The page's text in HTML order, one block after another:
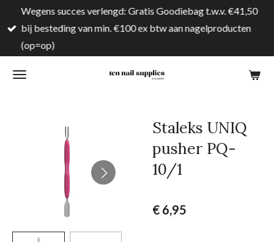
direct
naar
hoofdinhoud
Wegens succes verlengd: Gratis Goodiebag t.w.v. €41,50
bij besteding van min. €100 ex btw aan nagelproducten
(op=op)
Staleks UNIQ
pusher PQ-
10/1
€ 6,95